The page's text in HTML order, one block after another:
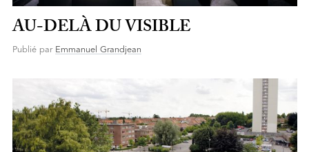
AU-DELÀ DU VISIBLE
Publié par Emmanuel Grandjean